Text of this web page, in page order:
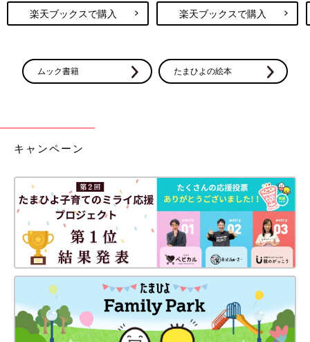
楽天ブックスで購入 楽天ブックスで購入
ムック書籍 たまひよの絵本
キャンペーン